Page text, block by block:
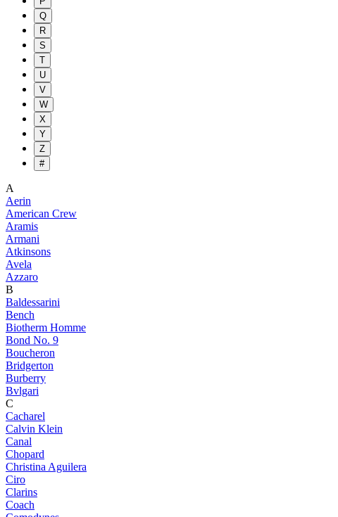
Q
R
S
T
U
V
W
X
Y
Z
#
A
Aerin
American Crew
Aramis
Armani
Atkinsons
Avela
Azzaro
B
Baldessarini
Bench
Biotherm Homme
Bond No. 9
Boucheron
Bridgerton
Burberry
Bvlgari
C
Cacharel
Calvin Klein
Canal
Chopard
Christina Aguilera
Ciro
Clarins
Coach